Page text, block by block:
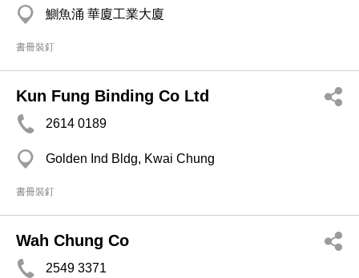
鰂魚涌 華廈工業大廈
書冊裝釘
Kun Fung Binding Co Ltd
2614 0189
Golden Ind Bldg, Kwai Chung
書冊裝釘
Wah Chung Co
2549 3371